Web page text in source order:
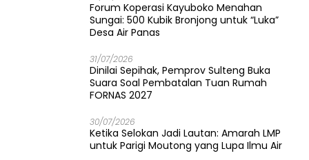
Forum Koperasi Kayuboko Menahan
Sungai: 500 Kubik Bronjong untuk “Luka”
Desa Air Panas
31/07/2026
Dinilai Sepihak, Pemprov Sulteng Buka
Suara Soal Pembatalan Tuan Rumah
FORNAS 2027
30/07/2026
Ketika Selokan Jadi Lautan: Amarah LMP
untuk Parigi Moutong yang Lupa Ilmu Air